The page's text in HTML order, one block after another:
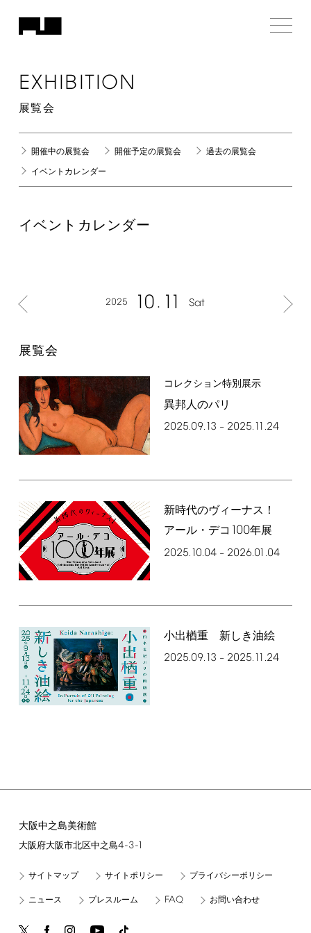
EXHIBITION
展覧会
開催中の展覧会 開催予定の展覧会 過去の展覧会
イベントカレンダー
イベントカレンダー
2025 10 11 Sat
展覧会
コレクション特別展示
異邦人のパリ
2025.09.13 – 2025.11.24
新時代のヴィーナス！
アール・デコ 100年展
2025.10.04– 2026.01.04
小出楢󠄀重 新しき油絵
2025.09.13 – 2025.11.24
大阪中之島美術館
大阪府大阪市北区中之島4-3-1
サイトマップ サイトポリシー プライバシーポリシー
ニュース プレスルーム FAQ お問い合わせ